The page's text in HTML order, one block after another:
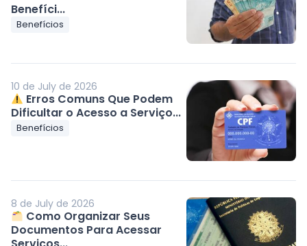
Benefíci...
Benefícios
10 de July de 2026
Erros Comuns Que Podem
Dificultar o Acesso a Serviço...
Benefícios
8 de July de 2026
Como Organizar Seus
Documentos Para Acessar